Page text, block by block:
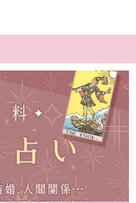
Yes No占い｜無料タロッ